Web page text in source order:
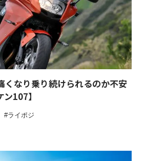
くなり乗り続けられるのか不安
107】
ライポジ